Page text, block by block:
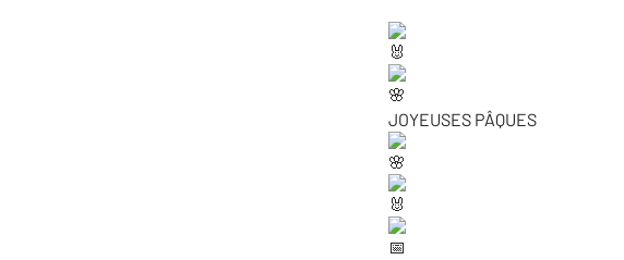
JOYEUSES PÂQUES